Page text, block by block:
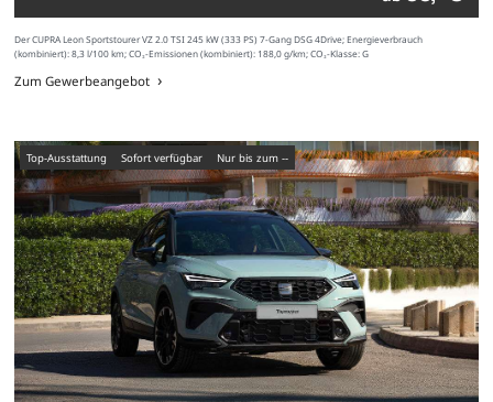
Der CUPRA Leon Sportstourer VZ 2.0 TSI 245 kW (333 PS) 7-Gang DSG 4Drive; Energieverbrauch
(kombiniert): 8,3 l/100 km; CO₂-Emissionen (kombiniert): 188,0 g/km; CO₂-Klasse: G
Zum Gewerbeangebot
Top-Ausstattung sofort verfügbar nur bis zum --